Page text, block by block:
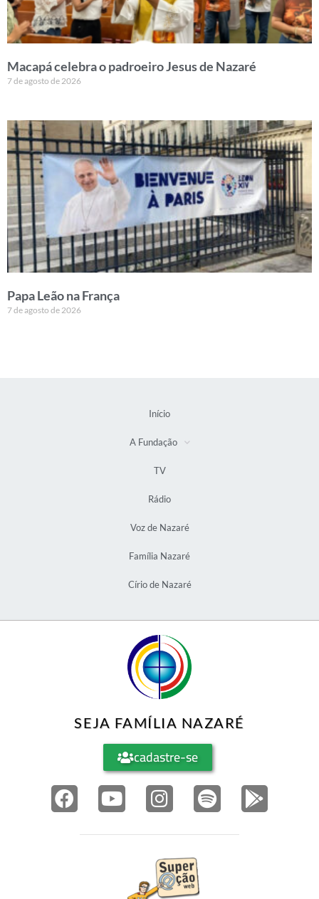
Macapá celebra o padroeiro Jesus de Nazaré
7 de agosto de 2026
Papa Leão na França
7 de agosto de 2026
Início
A Fundação
TV
Rádio
Voz de Nazaré
Família Nazaré
Círio de Nazaré
SEJA FAMÍLIA NAZARÉ
cadastre-se